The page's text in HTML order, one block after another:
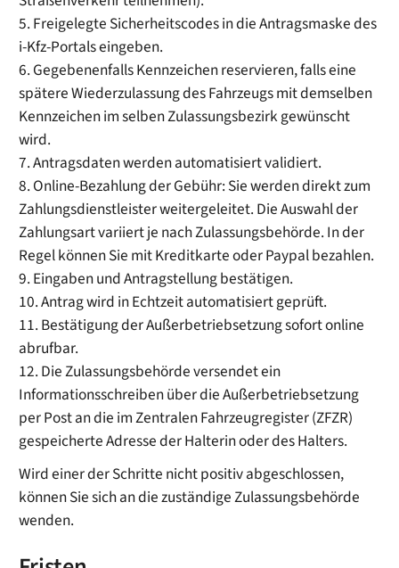
5. Freigelegte Sicherheitscodesin die Antragsmaske des
i-Kfz-Portals eingeben.
6. GegebenenfallsKennzeichen reservieren, falls eine
spätere Wiederzulassung des Fahrzeugs mit demselben
Kennzeichen im selben Zulassungsbezirk gewünscht
wird.
7. Antragsdaten werden automatisiert validiert.
8. Online-Bezahlung der Gebühr: Sie werden direkt zum
Zahlungsdienstleister weitergeleitet. Die Auswahl der
Zahlungsart variiert je nach Zulassungsbehörde. In der
Regel können Sie mit Kreditkarte oder Paypal bezahlen.
9. Eingaben und Antragstellung bestätigen.
10. Antrag wird in Echtzeit automatisiert geprüft.
11. Bestätigung der Außerbetriebsetzung sofort online
abrufbar.
12. Die Zulassungsbehörde versendet ein
Informationsschreiben über die Außerbetriebsetzung
per Post an die im Zentralen Fahrzeugregister (ZFZR)
gespeicherte Adresse der Halterin oder des Halters.
Wird einer der Schritte nicht positiv abgeschlossen,
können Sie sich an die zuständige Zulassungsbehörde
wenden.